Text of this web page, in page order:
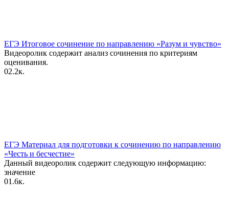
ЕГЭ Итоговое сочинение по направлению «Разум и чувство»
Видеоролик содержит анализ сочинения по критериям
оценивания.
02.2к.
ЕГЭ Материал для подготовки к сочинению по направлению
«Честь и бесчестие»
Данный видеоролик содержит следующую информацию:
значение
01.6к.